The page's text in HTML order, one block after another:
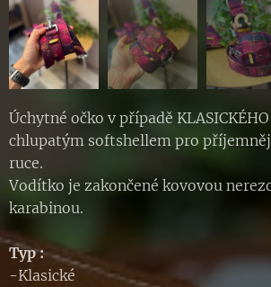
Úchytné očko v případě
chlupatým softshellem pro
ruce.
Vodítko je zakončené kovovou
karabinou.
Typ :
-Klasické